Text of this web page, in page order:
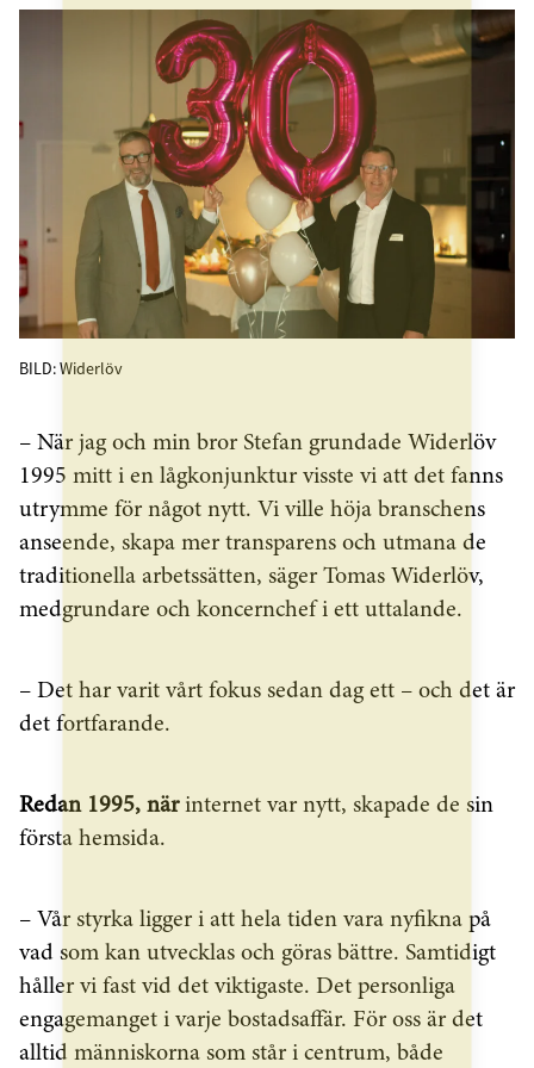
BILD: Widerlöv
– När jag och min bror Stefan grundade Widerlöv
1995 mitt i en lågkonjunktur visste vi att det fanns
utrymme för något nytt. Vi ville höja branschens
anseende, skapa mer transparens och utmana de
traditionella arbetssätten, säger Tomas Widerlöv,
medgrundare och koncernchef i ett uttalande.
– Det har varit vårt fokus sedan dag ett – och det är
det fortfarande.
Redan 1995, närinternet var nytt, skapade de sin
första hemsida.
– Vår styrka ligger i att hela tiden vara nyfikna på
vad som kan utvecklas och göras bättre. Samtidigt
håller vi fast vid det viktigaste. Det personliga
engagemanget i varje bostadsaffär. För oss är det
alltid människorna som står i centrum, både